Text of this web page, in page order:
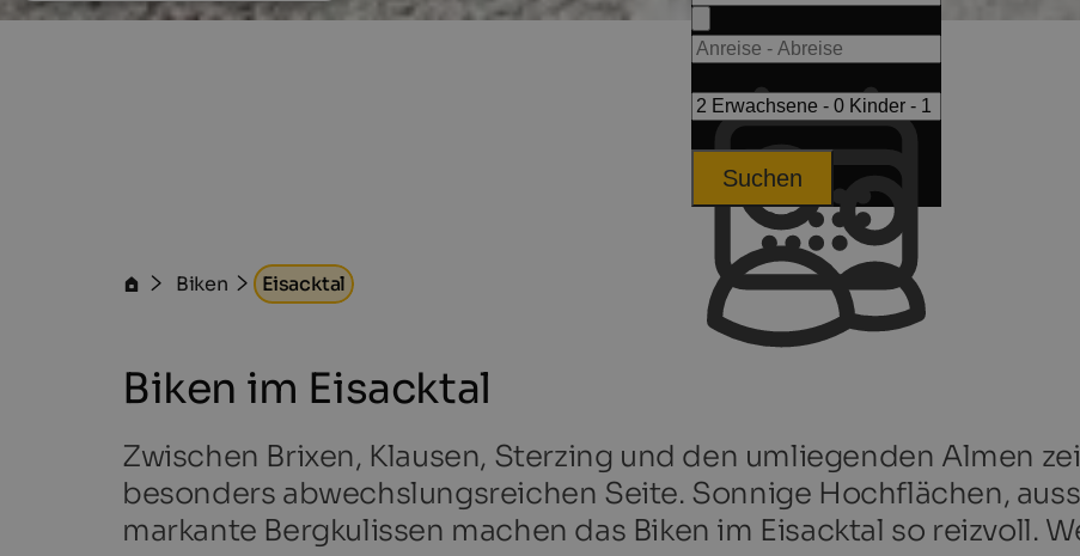
Suchen
Biken Eisacktal
Biken im Eisacktal
Zwischen Brixen, Klausen, Sterzing und den umliegenden Almen
besonders abwechslungsreichen Seite. Sonnige Hochflächen,
markante Bergkulissen machen das Biken im Eisacktal so reizvoll.